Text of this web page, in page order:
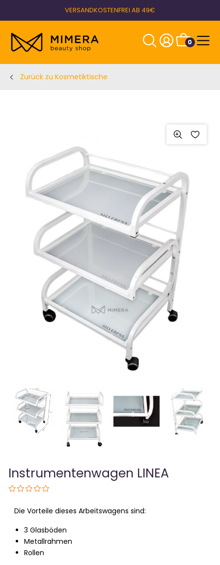
VERSANDKOSTENFREI AB 49€
0
Zurück zu Kosmetiktische
Instrumentenwagen LINEA
Die Vorteile dieses Arbeitswagens sind:
3 Glasböden
Metallrahmen
Rollen